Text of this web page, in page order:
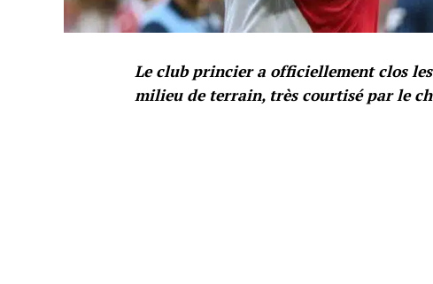
Le club princier a officiellement clos
milieu de terrain, très courtisé par le